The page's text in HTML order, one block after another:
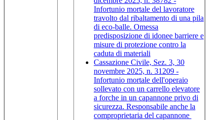
Infortunio mortale del lavoratore
travolto dal ribaltamento di una pila
di eco-balle. Omessa
predisposizione di idonee barriere e
misure di protezione contro la
caduta di materiali
Cassazione Civile, Sez. 3, 30
novembre 2025, n. 31209 -
Infortunio mortale dell'operaio
sollevato con un carrello elevatore
a forche in un capannone privo di
sicurezza. Responsabile anche la
comproprietaria del capannone